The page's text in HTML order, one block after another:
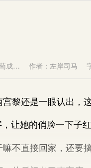
成… 作者：左岸司马
还是一眼认出，这
她的俏脸一下子红
直接回家，还要搞